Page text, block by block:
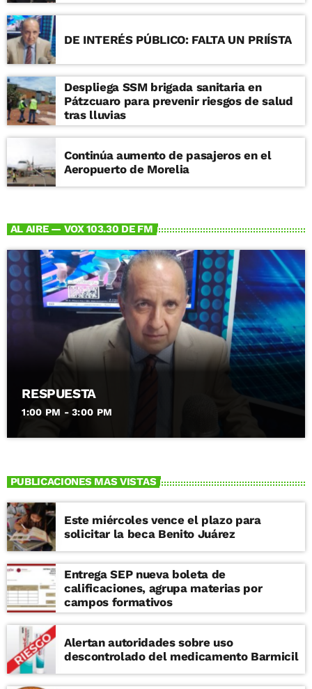
DE INTERÉS PÚBLICO: FALTA UN PRIÍSTA
Despliega SSM brigada sanitaria en
Pátzcuaro para prevenir riesgos de salud
tras lluvias
Continúa aumento de pasajeros en el
Aeropuerto de Morelia
AL AIRE — VOX 103.30 DE FM
RESPUESTA
1:00 PM - 3:00 PM
PUBLICACIONES MAS VISTAS
Este miércoles vence el plazo para
solicitar la beca Benito Juárez
Entrega SEP nueva boleta de
calificaciones, agrupa materias por
campos formativos
Alertan autoridades sobre uso
descontrolado del medicamento Barmicil